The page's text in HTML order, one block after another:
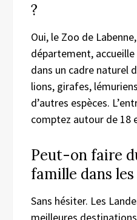
?
Oui, le Zoo de
département,
dans un cadre naturel
lions, girafes,
d’autres espèces.
comptez autour de 18
Peut-on faire
famille dans les
Sans hésiter. Les
meilleures